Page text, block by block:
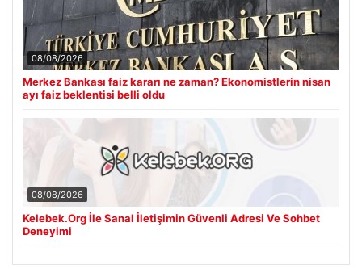
08/08/2026
Merkez Bankası faiz kararı ne zaman? Ekonomistlerin nisan
ayı faiz beklentisi belli oldu
08/08/2026
Kelebek.Org İle Sanal İletişimin Güvenli Adresi Ve Sohbet
Deneyimi